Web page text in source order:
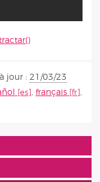
jour : 21/03/23
, français
,